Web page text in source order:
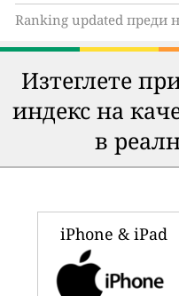
Ranking updated преди
Изтеглете
индекс на
в
iPhone & iPad